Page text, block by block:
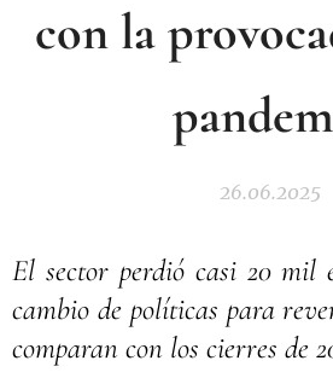
con la
26.06.2025
El sector perdió casi 20 mil
cambio de políticas para
comparan con los cierres de